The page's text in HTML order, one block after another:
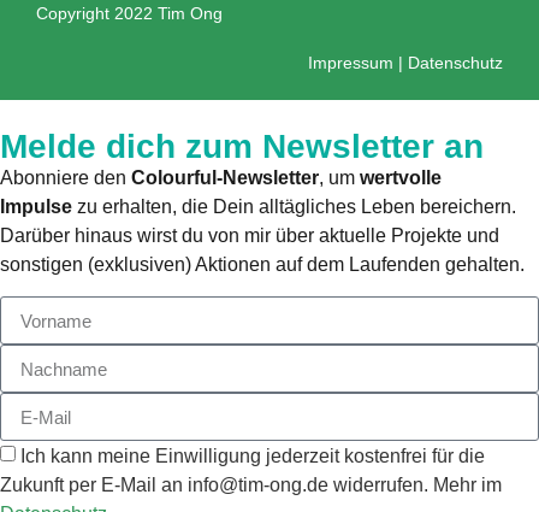
Copyright 2022 Tim Ong
Impressum | Datenschutz
Melde dich zum Newsletter an
Abonniere den Colourful-Newsletter, um wertvolle
Impulse zu erhalten, die Dein alltägliches Leben bereichern.
Darüber hinaus wirst du von mir über aktuelle Projekte und
sonstigen (exklusiven) Aktionen auf dem Laufenden gehalten.
Ich kann meine Einwilligung jederzeit kostenfrei für die
Zukunft per E-Mail an info@tim-ong.de widerrufen. Mehr im